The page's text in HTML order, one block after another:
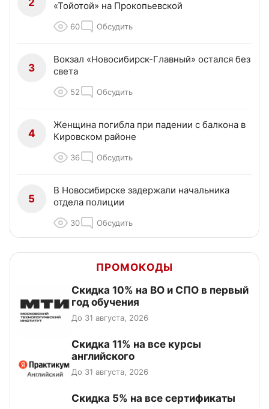
2
«Тойотой» на Прокопьевской
60 Обсудить
3
Вокзал «Новосибирск-Главный» остался без
света
52 Обсудить
4
Женщина погибла при падении с балкона в
Кировском районе
36 Обсудить
5
В Новосибирске задержали начальника
отдела полиции
30 Обсудить
ПРОМОКОДЫ
Скидка 10% на ВО и СПО в первый
год обучения
До 31 августа, 2026
Скидка 11% на все курсы
английского
До 31 августа, 2026
Скидка 5% на все сертификаты